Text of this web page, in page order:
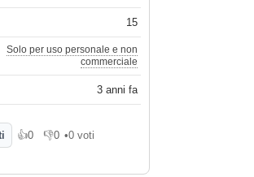
15
Solo per uso personale e non
commerciale
3 anni fa
👍0
Mi piace
👎0
Non mi piace
•0 voti